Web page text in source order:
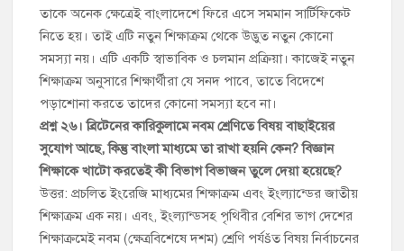
তাকে অনেক ক্ষেত্রেই বাংলাদেশে ফিরে এসে সমমান সার্টিফিকেট
নিতে হয়। তাই এটি নতুন শিক্ষাক্রম থেকে উদ্ভুত নতুন কোনো
সমস্যা নয়। এটি একটি স্বাভাবিক ও চলমান প্রক্রিয়া। কাজেই নতুন
শিক্ষাক্রম অনুসারে শিক্ষার্থীরা যে সনদ পাবে, তাতে বিদেশে
পড়াশোনা করতে তাদের কোনো সমস্যা হবে না।
প্রশ্ন ২৬। ব্রিটেনের কারিকুলামে নবম শ্রেণিতে বিষয় বাছাইয়ের
সুযোগ আছে, কিন্তু বাংলা মাধ্যমে তা রাখা হয়নি কেন? বিজ্ঞান
শিক্ষাকে খাটো করতেই কী বিভাগ বিভাজন তুলে দেয়া হয়েছে?
উত্তর: প্রচলিত ইংরেজি মাধ্যমের শিক্ষাক্রম এবং ইংল্যান্ডের জাতীয়
শিক্ষাক্রম এক নয়। এবং, ইংল্যান্ডসহ পৃথিবীর বেশির ভাগ দেশের
শিক্ষাক্রমেই নবম (ক্ষেত্রবিশেষে দশম) শ্রেণি পর্যšত বিষয় নির্বাচনের